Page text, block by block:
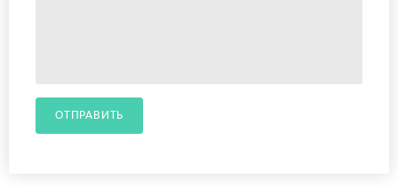
ОТПРАВИТЬ